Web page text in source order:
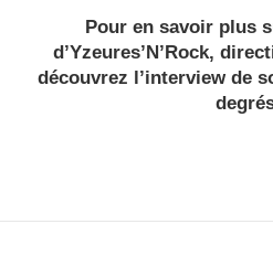
Pour en savoir plus
d’Yzeures’N’Rock,
découvrez l’interview de